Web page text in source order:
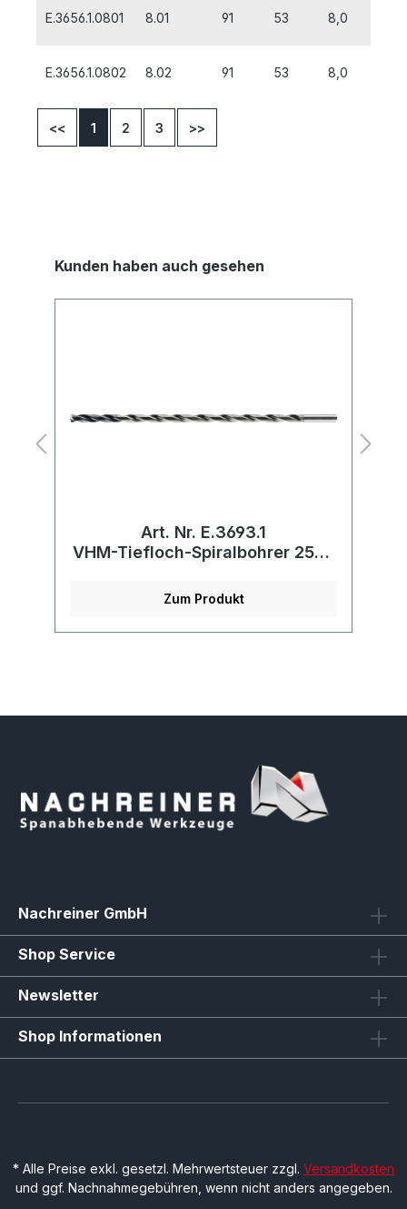
E.3656.1.0801 8.01 91 53 8,0
E.3656.1.0802 8.02 91 53 8,0
<< 1 2 3 >>
Kunden haben auch gesehen
Art. Nr. E.3693.1
VHM-Tiefloch-Spiralbohrer 25xd
Zum Produkt
Nachreiner GmbH
Shop Service
Newsletter
Shop Informationen
* Alle Preise exkl. gesetzl. Mehrwertsteuer zzgl. Versandkosten
und ggf. Nachnahmegebühren, wenn nicht anders angegeben.